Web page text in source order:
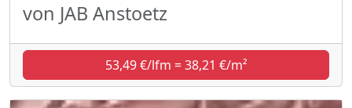
von JAB Anstoetz
53,49 €/lfm = 38,21 €/m²